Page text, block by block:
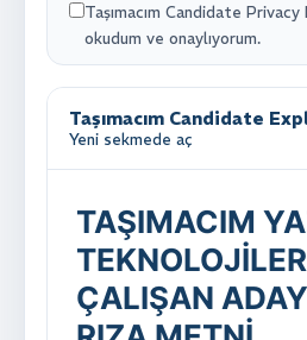
Taşımacım Candidate
okudum ve onaylıyorum.
Taşımacım Candidate
Yeni sekmede aç